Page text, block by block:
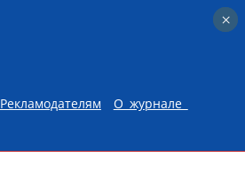
Рекламодателям
О журнале
×
×